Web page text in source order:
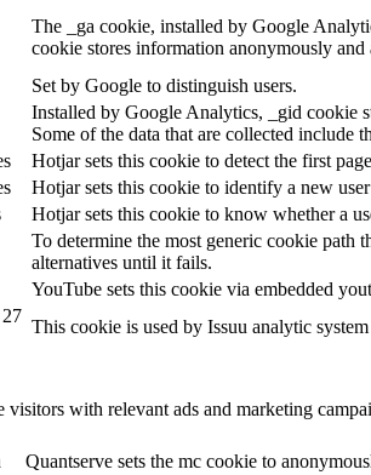
The _ga cookie, installed by Google
cookie stores information anonymously
Set by Google to distinguish users.
Installed by Google Analytics, _gid cookie
Some of the data that are collected include
Hotjar sets this cookie to detect the first
Hotjar sets this cookie to identify a new
Hotjar sets this cookie to know whether a
To determine the most generic cookie path
alternatives until it fails.
YouTube sets this cookie via embedded
This cookie is used by Issuu analytic
with relevant ads and marketing
Quantserve sets the mc cookie to